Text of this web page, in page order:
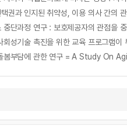
권과 인지된 취약성, 이용 의사 간의
중단과정 연구 : 보호제공자의 관점을
회성기술 촉진을 위한 교육 프로그램이
돌봄부담에 관한 연구 = A Study